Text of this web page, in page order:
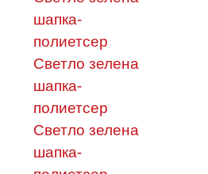
шапка-
полиетсер
Светло зелена
шапка-
полиетсер
Светло зелена
шапка-